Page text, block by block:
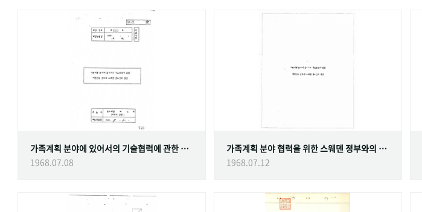
가족계획 분야에 있어서의 기술협력에 관한 대한민국정부와 스웨덴 정부간의 협정
1968.07.08
가족계획 분야 협력을 위한 스웨덴 정부와의 협정
1968.07.12